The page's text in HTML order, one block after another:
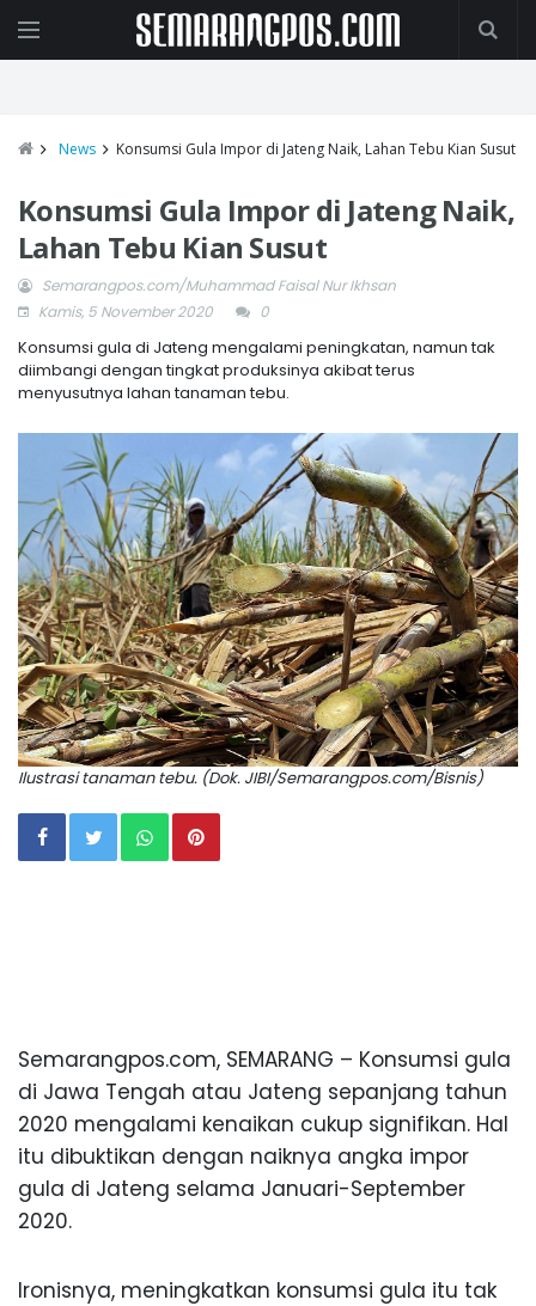
News Konsumsi Gula Impor di Jateng Naik, Lahan Tebu Kian Susut
Konsumsi Gula Impor di Jateng Naik,
Lahan Tebu Kian Susut
Semarangpos.com/Muhammad Faisal Nur Ikhsan
Kamis, 5 November 2020
0
Konsumsi gula di Jateng mengalami peningkatan, namun tak
diimbangi dengan tingkat produksinya akibat terus
menyusutnya lahan tanaman tebu.
Ilustrasi tanaman tebu. (Dok. JIBI/Semarangpos.com/Bisnis)
Semarangpos.com, SEMARANG – Konsumsi gula
di Jawa Tengah atau Jateng sepanjang tahun
2020 mengalami kenaikan cukup signifikan. Hal
itu dibuktikan dengan naiknya angka impor
gula di Jateng selama Januari-September
2020.
Ironisnya, meningkatkan konsumsi gula itu tak